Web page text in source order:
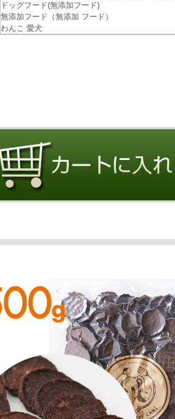
ドッグフード(無添加フード)
無添加フード（無添加 フード）
わんこ 愛犬